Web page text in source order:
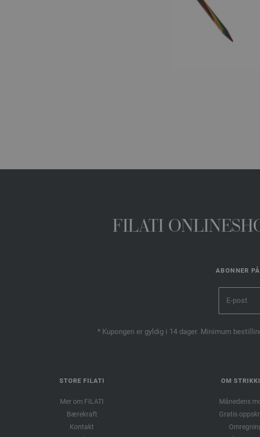
FILATI
ABONNER
* Kupongen er gyldig i 14 dager. Minimum
STORE FILATI
Mer om FILATI
Bærekraft
Kontakt
OM
Månedens
Gratis